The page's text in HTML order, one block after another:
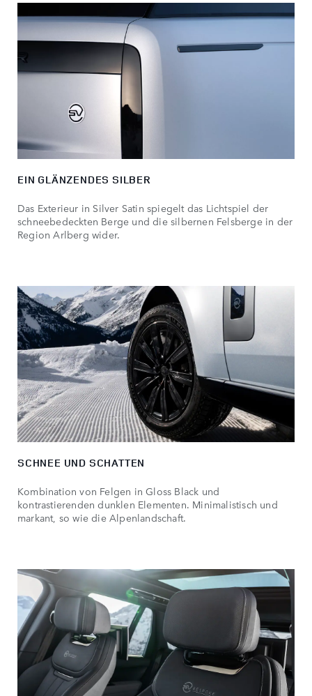
EIN GLÄNZENDES SILBER
Das Exterieur in Silver Satin spiegelt das Lichtspiel der
schneebedeckten Berge und die silbernen Felsberge in der
Region Arlberg wider.
SCHNEE UND SCHATTEN
Kombination von Felgen in Gloss Black und
kontrastierenden dunklen Elementen. Minimalistisch und
markant, so wie die Alpenlandschaft.